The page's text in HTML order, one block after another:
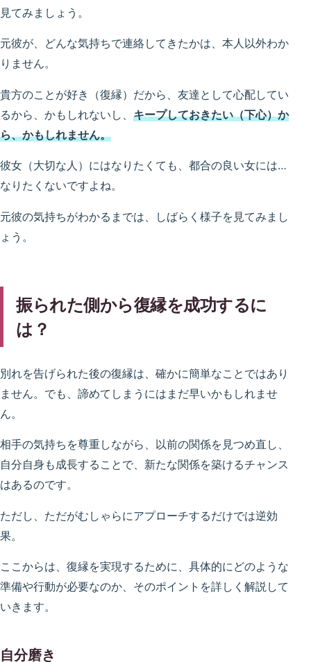
見てみましょう。
元彼が、どんな気持ちで連絡してきたかは、本人以外わか
りません。
貴方のことが好き（復縁）だから、友達として心配してい
るから、かもしれないし、 キープしておきたい（下心）か
ら、かもしれません。
彼女（大切な人）にはなりたくても、都合の良い女には…
なりたくないですよね。
元彼の気持ちがわかるまでは、しばらく様子を見てみまし
ょう。
振られた側から復縁を成功するに
は？
別れを告げられた後の復縁は、確かに簡単なことではあり
ません。でも、諦めてしまうにはまだ早いかもしれませ
ん。
相手の気持ちを尊重しながら、以前の関係を見つめ直し、
自分自身も成長することで、新たな関係を築けるチャンス
はあるのです。
ただし、ただがむしゃらにアプローチするだけでは逆効
果。
ここからは、復縁を実現するために、具体的にどのような
準備や行動が必要なのか、そのポイントを詳しく解説して
いきます。
自分磨き